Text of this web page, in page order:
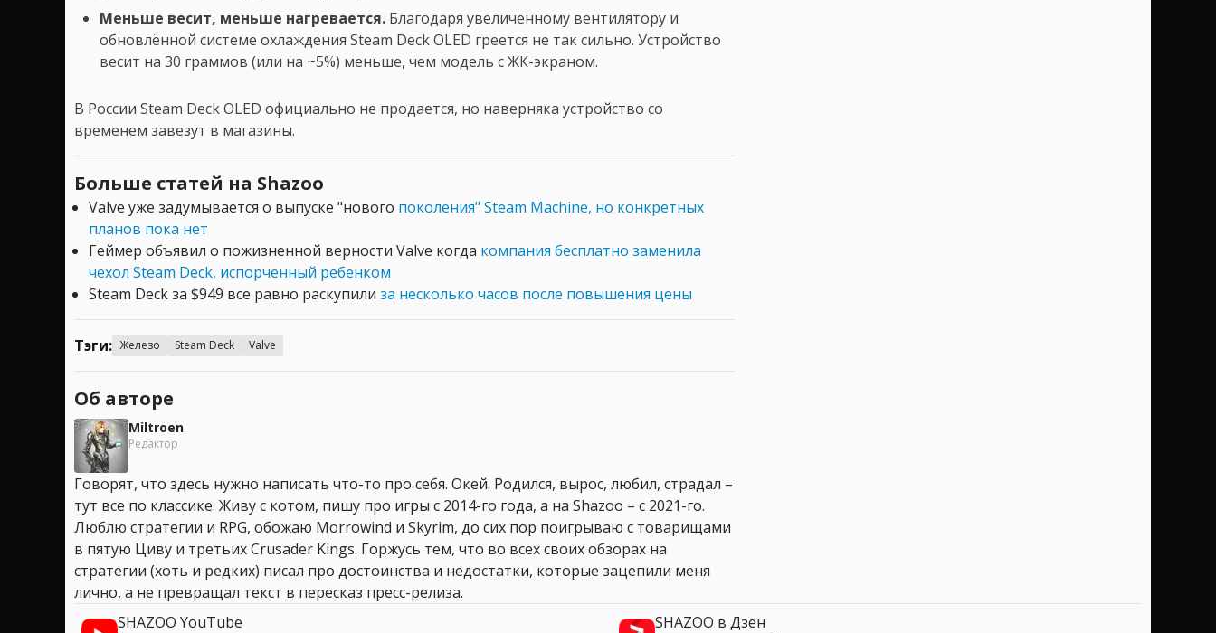
Меньше весит, меньше нагревается. Благодаря увеличенному вентилятору и
обновлённой системе охлаждения Steam Deck OLED греется не так сильно. Устройство
весит на 30 граммов (или на ~5%) меньше, чем модель с ЖК-экраном.
В России Steam Deck OLED официально не продается, но наверняка устройство со
временем завезут в магазины.
Больше статей на Shazoo
Valve уже задумывается о выпуске "нового поколения" Steam Machine, но конкретных
планов пока нет
Геймер объявил о пожизненной верности Valve когда компания бесплатно заменила
чехол Steam Deck, испорченный ребенком
Steam Deck за $949 все равно раскупили за несколько часов после повышения цены
Тэги: Железо Steam Deck Valve
Об авторе
Miltroen
Редактор
Говорят, что здесь нужно написать что-то про себя. Окей. Родился, вырос, любил, страдал –
тут все по классике. Живу с котом, пишу про игры с 2014-го года, а на Shazoo – с 2021-го.
Люблю стратегии и RPG, обожаю Morrowind и Skyrim, до сих пор поигрываю с товарищами
в пятую Циву и третьих Crusader Kings. Горжусь тем, что во всех своих обзорах на
стратегии (хоть и редких) писал про достоинства и недостатки, которые зацепили меня
лично, а не превращал текст в пересказ пресс-релиза.
SHAZOO YouTube
SHAZOO в Дзен